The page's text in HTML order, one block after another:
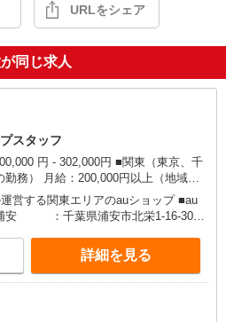
URLをシェア
同じ求人
スタッフ
円 - 302,000円 ■関東（東京、千
勤務） 月給：200,000円以上（地域手
含む） 残業：全額支給 賞与：年2回あ
手当 最高額年間
！！ エキスパート 6万円 マスター 4万
ザー 2万円
営する関東エリアのauショップ ■au
安 ：千葉県浦安市北栄1-16-30
1-13-2アンセム赤羽駅前ビル1F ■auシ
：東京都葛飾区立石1-19-5 ■au
河125号：茨城県古河市西牛谷1017－4
詳細を見る